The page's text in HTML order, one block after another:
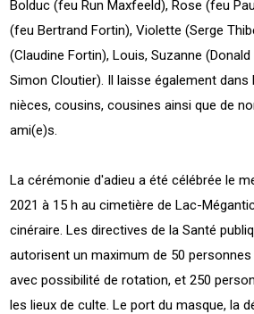
Bolduc (feu Run Maxfeeld), Rose (feu
(feu Bertrand Fortin), Violette (Serge
(Claudine Fortin), Louis, Suzanne
Simon Cloutier). Il laisse également dans
nièces, cousins, cousines ainsi que de
ami(e)s.
La cérémonie d'adieu a été célébrée le
2021 à 15 h au cimetière de Lac-
cinéraire. Les directives de la Santé
autorisent un maximum de 50
avec possibilité de rotation, et 250
les lieux de culte. Le port du masque, la